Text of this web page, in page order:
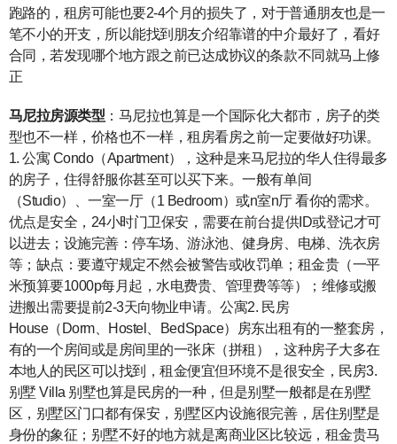
跑路的，租房可能也要2-4个月的损失了，对于普通朋友也是一
笔不小的开支，所以能找到朋友介绍靠谱的中介最好了，看好
合同，若发现哪个地方跟之前已达成协议的条款不同就马上修
正
马尼拉房源类型 ：马尼拉也算是一个国际化大都市，房子的类
型也不一样，价格也不一样，租房看房之前一定要做好功课。
1. 公寓 Condo（Apartment），这种是来马尼拉的华人住得最多
的房子，住得舒服你甚至可以买下来。一般有单间
（Studio）、一室一厅（1 Bedroom）或n室n厅 看你的需求。
优点是安全，24小时门卫保安，需要在前台提供ID或登记才可
以进去；设施完善：停车场、游泳池、健身房、电梯、洗衣房
等；缺点：要遵守规定不然会被警告或收罚单；租金贵（一平
米预算要1000p每月起，水电费贵、管理费等等）；维修或搬
进搬出需要提前2-3天向物业申请。公寓2. 民房
House（Dorm、Hostel、BedSpace）房东出租有的一整套房，
有的一个房间或是房间里的一张床（拼租），这种房子大多在
本地人的民区可以找到，租金便宜但环境不是很安全，民房3.
别墅 Villa 别墅也算是民房的一种，但是别墅一般都是在别墅
区，别墅区门口都有保安，别墅区内设施很完善，居住别墅是
身份的象征；别墅不好的地方就是离商业区比较远，租金贵马